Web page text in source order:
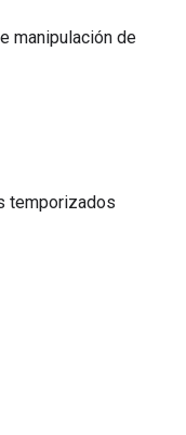
manipulación de
temporizados